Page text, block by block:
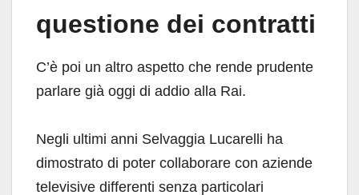
questione dei contratti
C’è poi un altro aspetto che rende prudente
parlare già oggi di addio alla Rai.
Negli ultimi anni Selvaggia Lucarelli ha
dimostrato di poter collaborare con aziende
televisive differenti senza particolari